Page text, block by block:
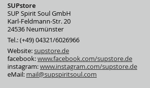
SUPstore
SUP Spirit Soul GmbH
Karl-Feldmann-Str. 20
24536 Neumünster
Tel.: (+49) 04321/6026966
Website:supstore.de
facebook:www.facebook.com/supstore.de
instagram:www.instagram.com/supstore.de
eMail: mail@supspiritsoul.com